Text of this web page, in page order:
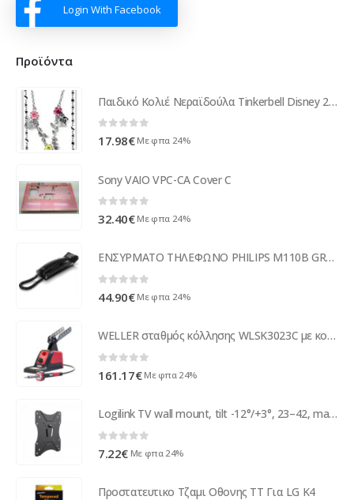
Login With Facebook
Προϊόντα
Παιδικό Κολιέ Νεραϊδούλα Tinkerbell Disney 25025
0 out of 5
17.98€ Με φπα 24%
Sony VAIO VPC-CA Cover C
0 out of 5
32.40€ Με φπα 24%
ΕΝΣΥΡΜΑΤΟ ΤΗΛΕΦΩΝΟ PHILIPS M110B GRS black ΕΠΙΤΟΙΧΟ / ΕΠΙΤΡΑΠΕΖΙΟ
0out of 5
44.90€ Με φπα 24%
WELLER σταθμός κόλλησης WLSK3023C με κολλητήρι, 5W έως 30W, 400°C
161.17€ Με φπα 24%
Logilink TV wall mount, tilt -12°/+3°, 23–42, max. 25 kg (BP0005)
7.22€ Με φπα 24%
Προστατευτικο Τζαμι Οθονης TT Για LG K4